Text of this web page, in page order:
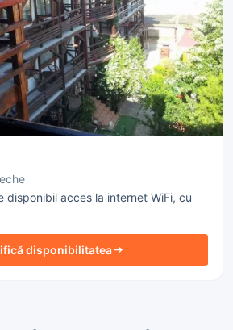
disponibil acces la internet WiFi, cu
disponibilitatea